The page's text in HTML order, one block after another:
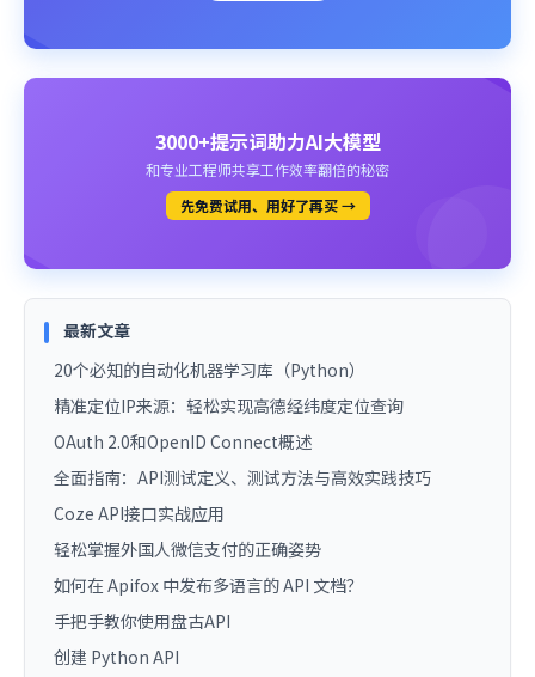
3000+提示词助力AI大模型
和专业工程师共享工作效率翻倍的秘密
先免费试用、用好了再买 →
最新文章
20个必知的自动化机器学习库（Python）
精准定位IP来源：轻松实现高德经纬度定位查询
OAuth 2.0和OpenID Connect概述
全面指南：API测试定义、测试方法与高效实践技巧
Coze API接口实战应用
轻松掌握外国人微信支付的正确姿势
如何在 Apifox 中发布多语言的 API 文档？
手把手教你使用盘古API
创建 Python API